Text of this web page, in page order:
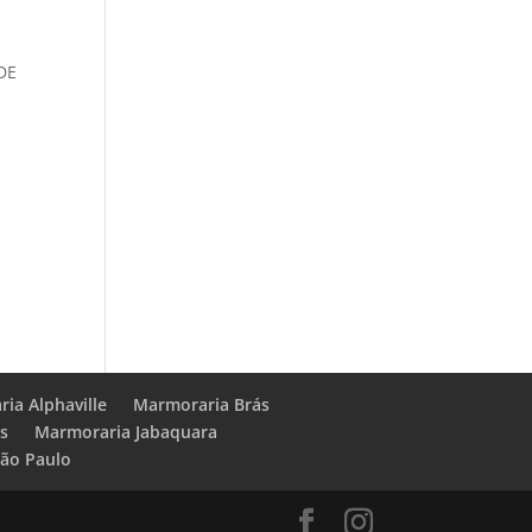
Alphaville
Marmoraria Brás
Marmoraria Jabaquara
Paulo